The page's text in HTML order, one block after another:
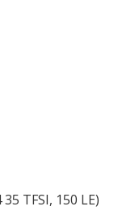
TFSI, 150 LE)